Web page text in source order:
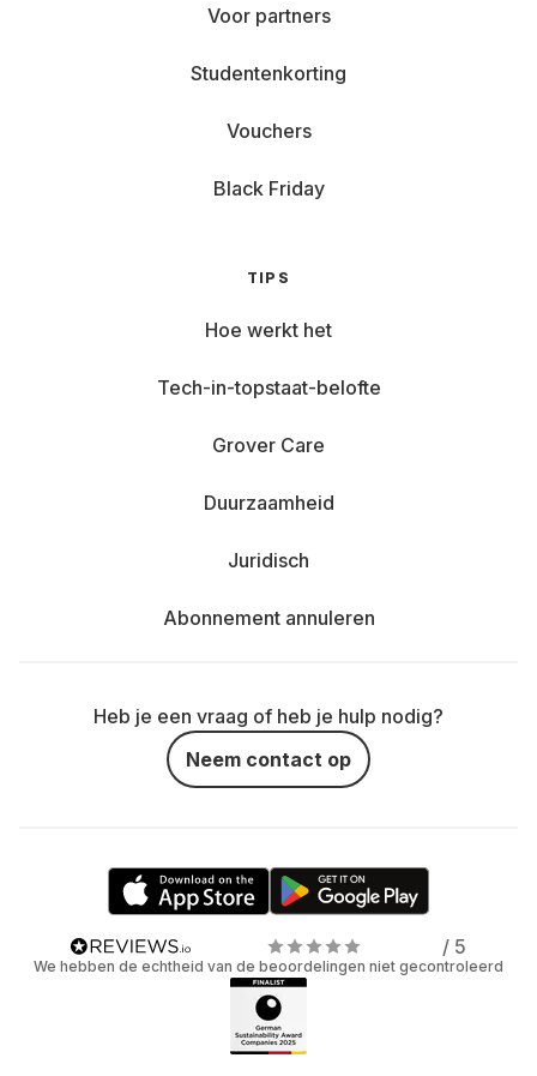
Voor partners
Studentenkorting
Vouchers
Black Friday
TIPS
Hoe werkt het
Tech-in-topstaat-belofte
Grover Care
Duurzaamheid
Juridisch
Abonnement annuleren
Heb je een vraag of heb je hulp nodig?
Neem contact op
/ 5
We hebben de echtheid van de beoordelingen niet gecontroleerd